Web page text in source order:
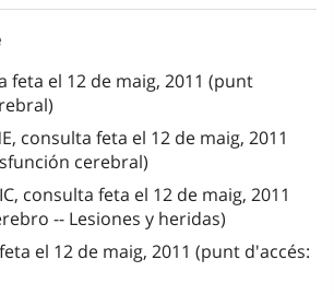
feta el 12 de maig, 2011 (punt
consulta feta el 12 de maig, 2011
cerebral)
consulta feta el 12 de maig, 2011
-- Lesiones y heridas)
el 12 de maig, 2011 (punt d'accés: